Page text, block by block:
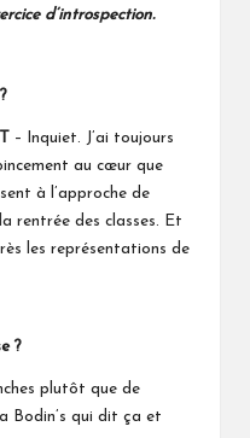
d’introspection.
– Inquiet. J’ai toujours
au cœur que
à l’approche de
rentrée des classes. Et
les représentations de
?
plutôt que de
Bodin’s qui dit ça et